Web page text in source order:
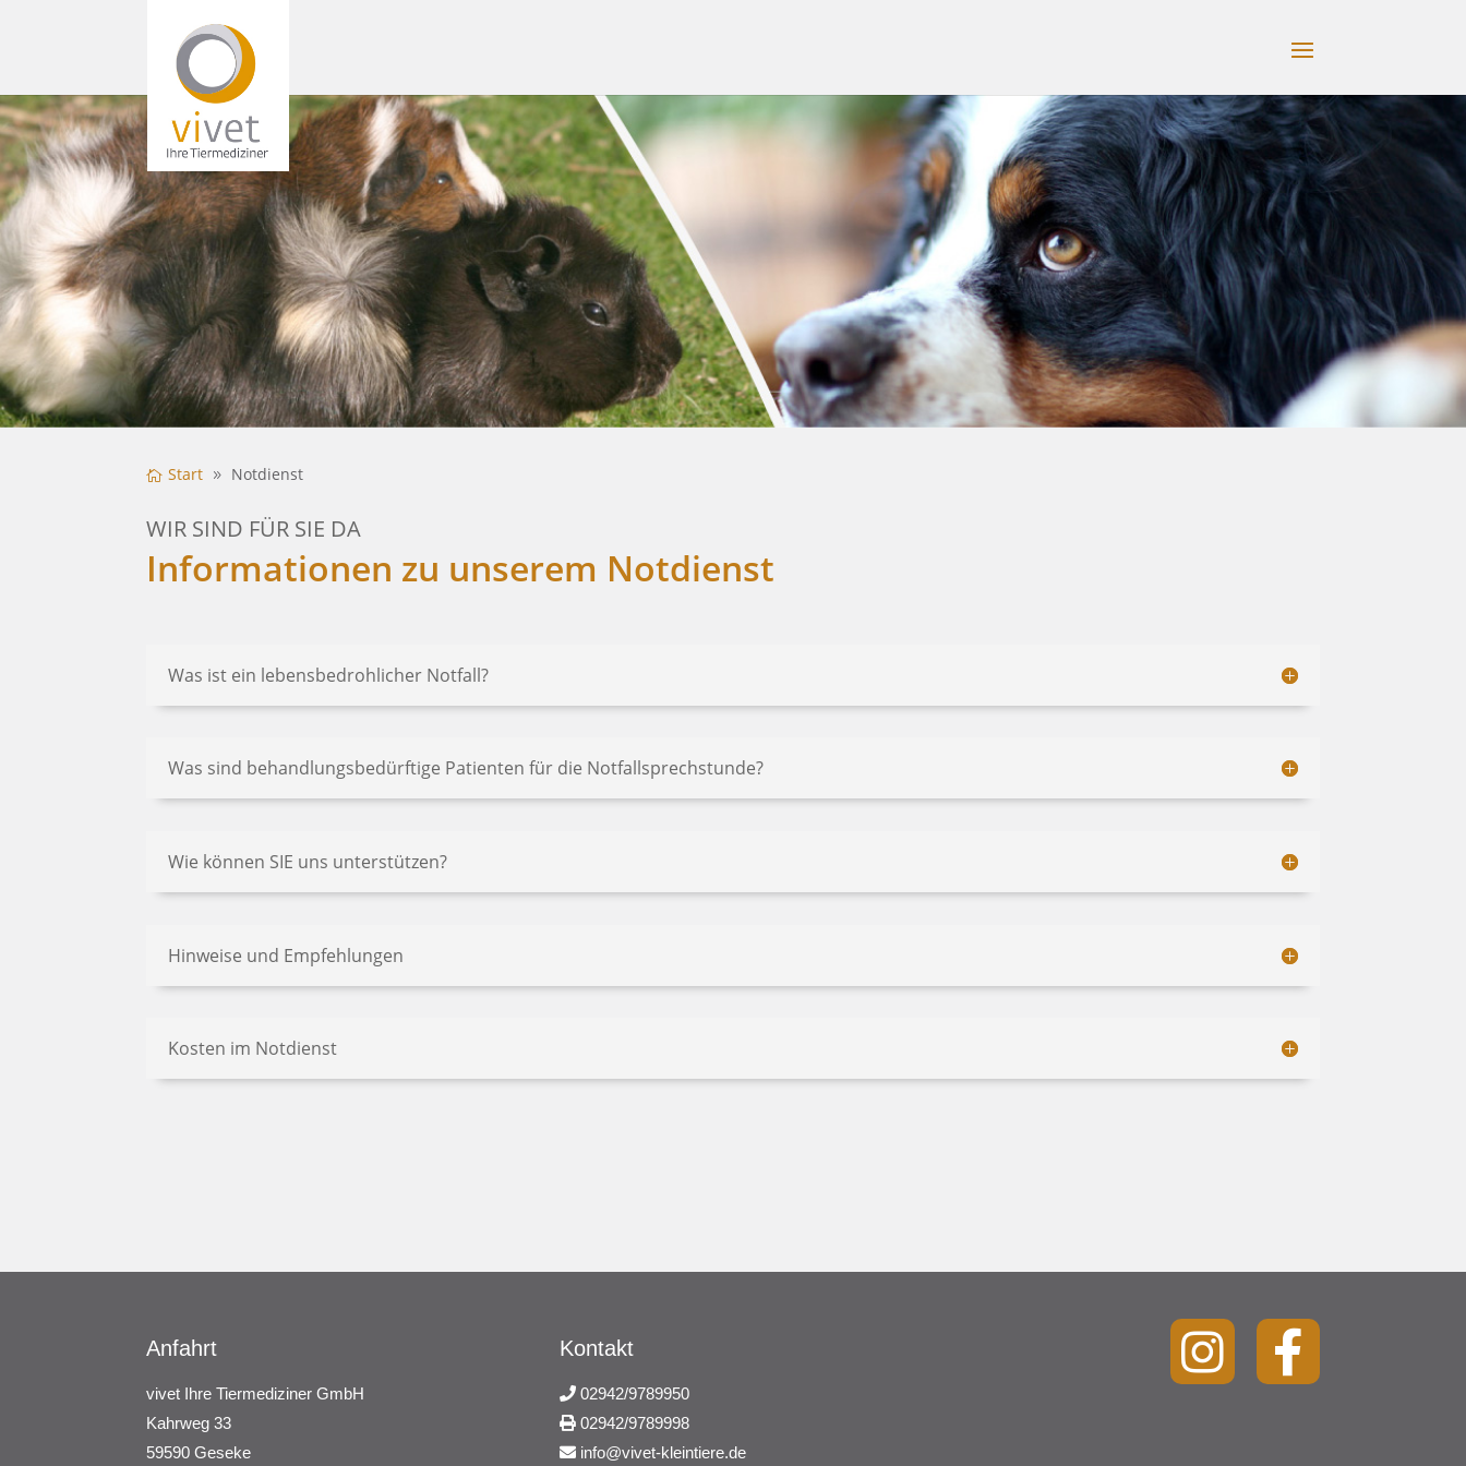
Start Notdienst
WIR SIND FÜR SIE DA
Informationen zu unserem Notdienst
Was ist ein lebensbedrohlicher Notfall?
Was sind behandlungsbedürftige Patienten für die Notfallsprechstunde?
Wie können SIE uns unterstützen?
Hinweise und Empfehlungen
Kosten im Notdienst
Anfahrt
vivet Ihre Tiermediziner GmbH
Kahrweg 33
59590 Geseke
Kontakt
02942/9789950
02942/9789998
info@vivet-kleintiere.de